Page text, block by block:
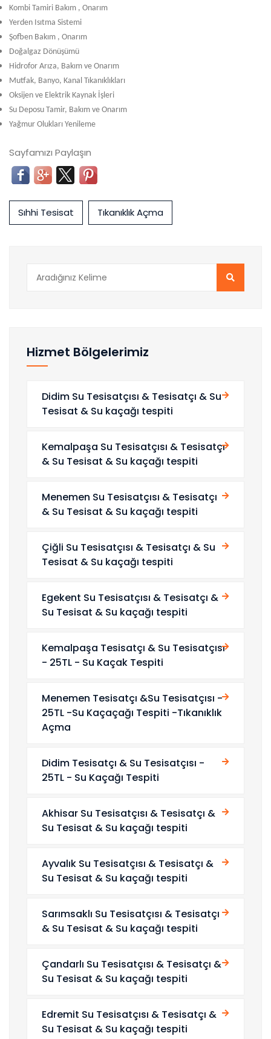
Kombi Tamiri Bakım , Onarım
Yerden Isıtma Sistemi
Şofben Bakım , Onarım
Doğalgaz Dönüşümü
Hidrofor Arıza, Bakım ve Onarım
Mutfak, Banyo, Kanal Tıkanıklıkları
Oksijen ve Elektrik Kaynak İşleri
Su Deposu Tamir, Bakım ve Onarım
Yağmur Olukları Yenileme
Sayfamızı Paylaşın
Sıhhi Tesisat Tıkanıklık Açma
Hizmet Bölgelerimiz
Didim Su Tesisatçısı & Tesisatçı & Su
Tesisat & Su kaçağı tespiti
Kemalpaşa Su Tesisatçısı & Tesisatçı
& Su Tesisat & Su kaçağı tespiti
Menemen Su Tesisatçısı & Tesisatçı
& Su Tesisat & Su kaçağı tespiti
Çiğli Su Tesisatçısı & Tesisatçı & Su
Tesisat & Su kaçağı tespiti
Egekent Su Tesisatçısı & Tesisatçı &
Su Tesisat & Su kaçağı tespiti
Kemalpaşa Tesisatçı & Su Tesisatçısı
- 25TL - Su Kaçak Tespiti
Menemen Tesisatçı &Su Tesisatçısı -
25TL -Su Kaçaçağı Tespiti -Tıkanıklık
Açma
Didim Tesisatçı & Su Tesisatçısı -
25TL - Su Kaçağı Tespiti
Akhisar Su Tesisatçısı & Tesisatçı &
Su Tesisat & Su kaçağı tespiti
Ayvalık Su Tesisatçısı & Tesisatçı &
Su Tesisat & Su kaçağı tespiti
Sarımsaklı Su Tesisatçısı & Tesisatçı
& Su Tesisat & Su kaçağı tespiti
Çandarlı Su Tesisatçısı & Tesisatçı &
Su Tesisat & Su kaçağı tespiti
Edremit Su Tesisatçısı & Tesisatçı &
Su Tesisat & Su kaçağı tespiti